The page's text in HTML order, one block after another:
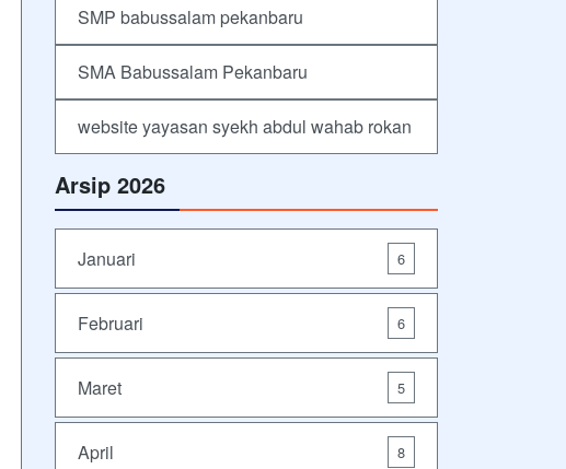
SMP babussalam pekanbaru
SMA Babussalam Pekanbaru
website yayasan syekh abdul wahab rokan
Arsip 2026
Januari 6
Februari 6
Maret 5
April 8